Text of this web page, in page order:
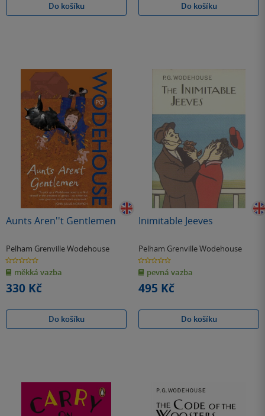
Do košíku Do košíku
Aunts Aren''t Gentlemen
Pelham Grenville Wodehouse
0.0
z
5
hvězdiček
měkká vazba
330 Kč
Do košíku
Inimitable Jeeves
Pelham Grenville Wodehouse
0.0
z
5
hvězdiček
pevná vazba
495 Kč
Do košíku